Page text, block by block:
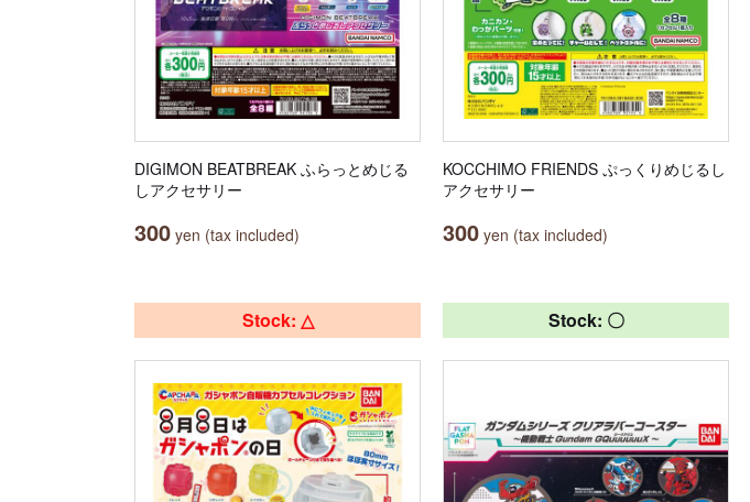
DIGIMON BEATBREAK ふらっとめじる
しアクセサリー
300 yen (tax included)
KOCCHIMO FRIENDS ぷっくりめじるし
アクセサリー
300 yen (tax included)
Stock: △ Stock: 〇